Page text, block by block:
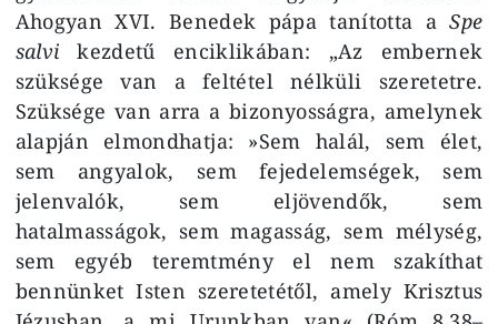
Ahogyan XVI. Benedek pápa tanította aSpe
salvi kezdetű enciklikában: „Az embernek
szüksége van a feltétel nélküli szeretetre.
Szüksége van arra a bizonyosságra, amelynek
alapján elmondhatja: »Sem halál, sem élet,
sem angyalok, sem fejedelemségek, sem
jelenvalók, sem eljövendők, sem
hatalmasságok, sem magasság, sem mélység,
sem egyéb teremtmény el nem szakíthat
bennünket Isten szeretetétől, amely Krisztus